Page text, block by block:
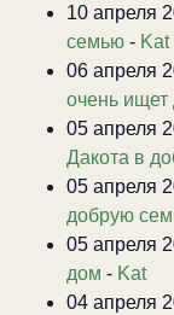
10 апреля
семью - Kat
06 апреля
очень ищет
05 апреля
Дакота в
05 апреля
добрую
05 апреля
дом - Kat
04 апреля